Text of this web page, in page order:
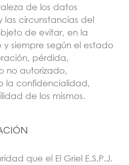
de los datos
las circunstancias del
de evitar, en la
siempre según el estado
pérdida,
no autorizado,
la confidencialidad,
de los mismos.
que el El Griel E.S.P.J.